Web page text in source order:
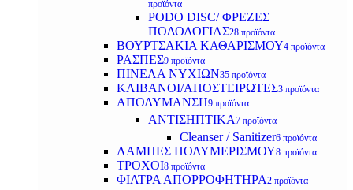
προϊόντα
PODO DISC/ ΦΡΕΖΕΣ
ΠΟΔΟΛΟΓΙΑΣ28 προϊόντα
ΒΟΥΡΤΣΑΚΙΑ ΚΑΘΑΡΙΣΜΟΥ4 προϊόντα
ΡΑΣΠΕΣ9 προϊόντα
ΠΙΝΕΛΑ ΝΥΧΙΩΝ35 προϊόντα
ΚΛΙΒΑΝΟΙ/ΑΠΟΣΤΕΙΡΩΤΕΣ3 προϊόντα
ΑΠΟΛΥΜΑΝΣΗ9 προϊόντα
ΑΝΤΙΣΗΠΤΙΚΑ7 προϊόντα
Cleanser / Sanitizer6 προϊόντα
ΛΑΜΠΕΣ ΠΟΛΥΜΕΡΙΣΜΟΥ8 προϊόντα
ΤΡΟΧΟΙ8 προϊόντα
ΦΙΛΤΡΑ ΑΠΟΡΡΟΦΗΤΗΡΑ2 προϊόντα